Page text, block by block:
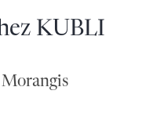
KUBLI